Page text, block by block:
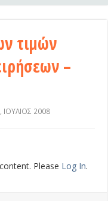
τιμών
–
, ΙΟΥΛΙΟΣ 2008
Please Log In.